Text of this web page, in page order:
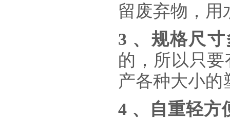
留废弃物，用
3 、规格尺
的，所以只
产各种大小的
4 、自重轻方